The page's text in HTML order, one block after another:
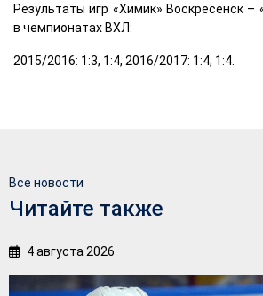
Результаты игр «Химик» Воскресенск –
в чемпионатах ВХЛ:
2015/2016: 1:3, 1:4, 2016/2017: 1:4, 1:4.
Все новости
Читайте также
4 августа 2026